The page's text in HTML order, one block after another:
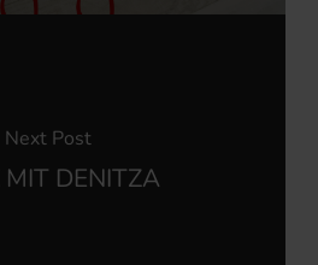
Next Post
DENITZA